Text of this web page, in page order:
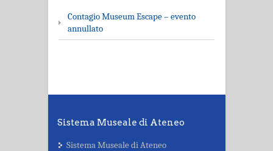
Contagio Museum Escape – evento
annullato
Sistema Museale di Ateneo
Sistema Museale di Ateneo